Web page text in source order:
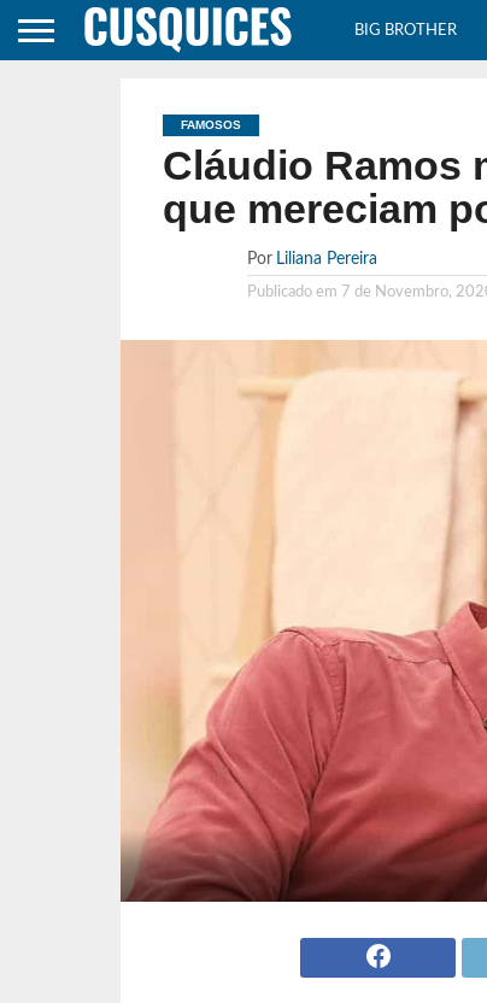
BIG BROTHER
FAMOSOS
Cláudio Ramos
que mereciam
Por Liliana Pereira
Publicado em 7 de Novembro,